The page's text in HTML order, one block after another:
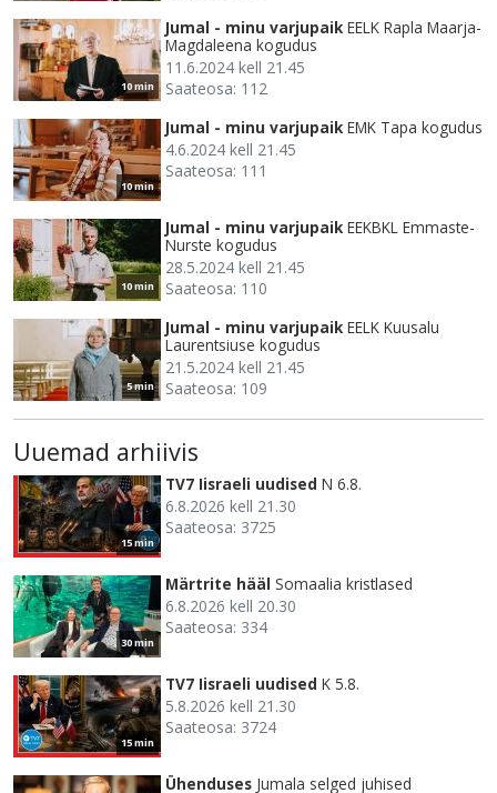
10 min
Jumal - minu varjupaik EELK Rapla Maarja-
Magdaleena kogudus
11.6.2024 kell 21.45
Saateosa: 112
10 min
Jumal - minu varjupaik EMK Tapa kogudus
4.6.2024 kell 21.45
Saateosa: 111
10 min
Jumal - minu varjupaik EEKBKL Emmaste-
Nurste kogudus
28.5.2024 kell 21.45
Saateosa: 110
5 min
Jumal - minu varjupaik EELK Kuusalu
Laurentsiuse kogudus
21.5.2024 kell 21.45
Saateosa: 109
Uuemad arhiivis
15 min
TV7 Iisraeli uudised N 6.8.
6.8.2026 kell 21.30
Saateosa: 3725
30 min
Märtrite hääl Somaalia kristlased
6.8.2026 kell 20.30
Saateosa: 334
15 min
TV7 Iisraeli uudised K 5.8.
5.8.2026 kell 21.30
Saateosa: 3724
Ühenduses Jumala selged juhised